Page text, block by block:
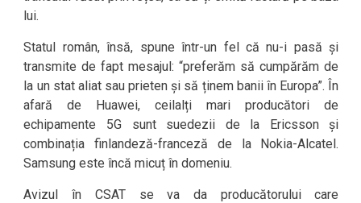
lui.
Statul român, însă, spune într-un fel că nu-i pasă și
transmite de fapt mesajul: “preferăm să cumpărăm de
la un stat aliat sau prieten și să ținem banii în Europa”. În
afară de Huawei, ceilalți mari producători de
echipamente 5G sunt suedezii de la Ericsson și
combinația finlandeză-franceză de la Nokia-Alcatel.
Samsung este încă micuț în domeniu.
Avizul în CSAT se va da producătorului care